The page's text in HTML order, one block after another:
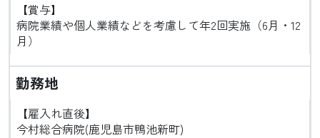
【賞与】
病院業績や個人業績などを考慮して年2回実施（6月・12
月）
勤務地
【雇入れ直後】
今村総合病院(鹿児島市鴨池新町)